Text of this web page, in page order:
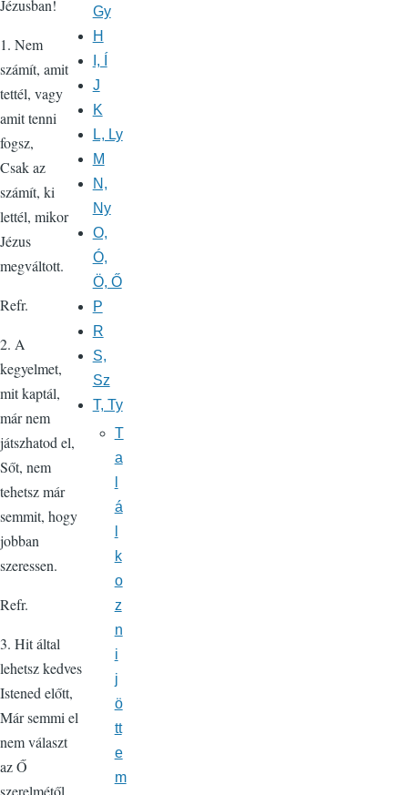
Jézusban!
1. Nem
számít, amit
tettél, vagy
amit tenni
fogsz,
Csak az
számít, ki
lettél, mikor
Jézus
megváltott.
Refr.
2. A
kegyelmet,
mit kaptál,
már nem
játszhatod el,
Sőt, nem
tehetsz már
semmit, hogy
jobban
szeressen.
Refr.
3. Hit által
lehetsz kedves
Istened előtt,
Már semmi el
nem választ
az Ő
szerelmétől.
Gy
H
I, Í
J
K
L, Ly
M
N,
Ny
O,
Ó,
Ö, Ő
P
R
S,
Sz
T, Ty
T
a
á
k
o
z
n
i
j
ö
tt
e
m